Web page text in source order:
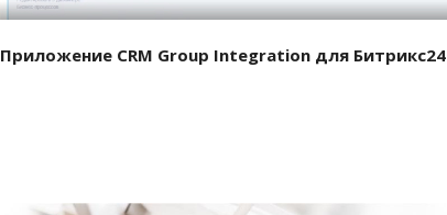
Приложение CRM Group Integration для Битрикс24